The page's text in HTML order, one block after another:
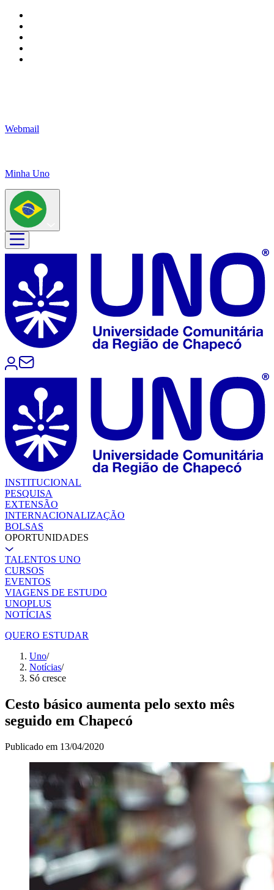
Webmail
Minha Uno
INSTITUCIONAL
PESQUISA
EXTENSÃO
INTERNACIONALIZAÇÃO
BOLSAS
OPORTUNIDADES
TALENTOS UNO
CURSOS
EVENTOS
VIAGENS DE ESTUDO
UNOPLUS
NOTÍCIAS
QUERO ESTUDAR
Uno/
Notícias/
Só cresce
Cesto básico aumenta pelo sexto mês
seguido em Chapecó
Publicado em 13/04/2020